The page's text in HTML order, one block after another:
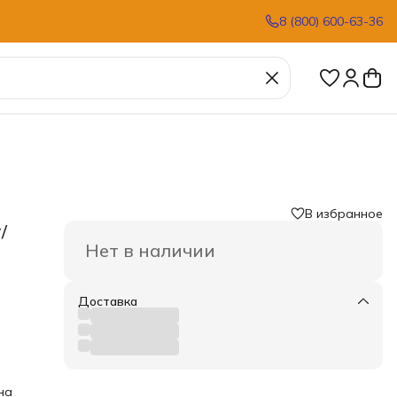
8 (800) 600-63-36
В избранное
Нет в наличии
Доставка